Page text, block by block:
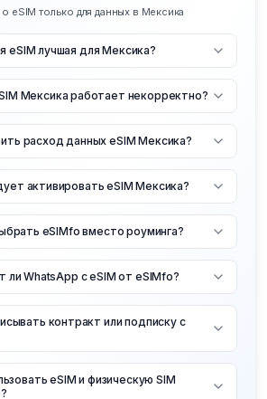
eSIM только для данных в Мексика
eSIM лучшая для Мексика?
Мексика работает некорректно?
расход данных eSIM Мексика?
активировать eSIM Мексика?
eSIMfo вместо роуминга?
ли WhatsApp с eSIM от eSIMfo?
контракт или подписку с
eSIM и физическую SIM